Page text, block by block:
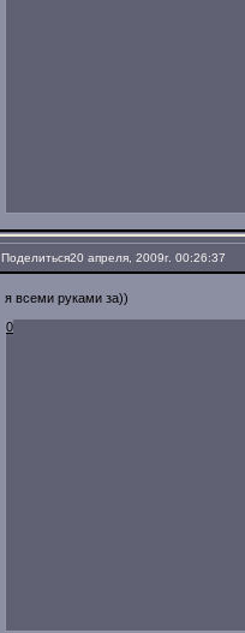
Поделиться20 апреля, 2009г. 00:26:37
я всеми руками за))
0